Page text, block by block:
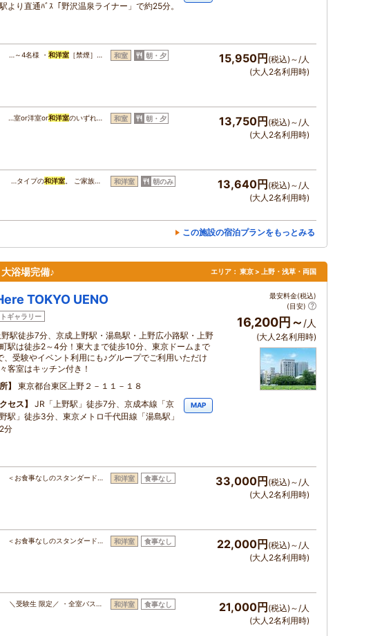
より直通ﾊﾞｽ「野沢温泉ライナー」で約25分。
…～4名様 ・ 和洋室［禁煙］… 和室 朝・夕 15,950円 (税込)～/人
(大人2名利用時)
…室or洋室or和洋室のいずれ… 和室 朝・夕 13,750円 (税込)～/人
(大人2名利用時)
…タイプの和洋室。 ご家族… 和洋室 朝のみ 13,640円 (税込)～/人
(大人2名利用時)
この施設の宿泊プランをもっとみる
浴場完備♪ エリア： 東京 > 上野・浅草・両国
TOKYO UENO
ギャラリー
駅徒歩7分、京成上野駅・湯島駅・上野広小路駅・上野
駅は徒歩2～4分！東大まで徒歩10分、東京ドームまで
、受験やイベント利用にも♪グループでご利用いただけ
客室はキッチン付き！
東京都台東区上野２－１１－１８
セス
JR「上野駅」徒歩7分、京成本線「京
駅」徒歩3分、東京メトロ千代田線「湯島駅」
分
MAP
最安料金(税込)
(目安)
16,200円～ /人
(大人2名利用時)
＜お食事なしのスタンダード… 和洋室 食事なし 33,000円 (税込)～/人
(大人2名利用時)
＜お食事なしのスタンダード… 和洋室 食事なし 22,000円 (税込)～/人
(大人2名利用時)
＼受験生 限定／ ・全室バス… 和洋室 食事なし 21,000円 (税込)～/人
(大人2名利用時)